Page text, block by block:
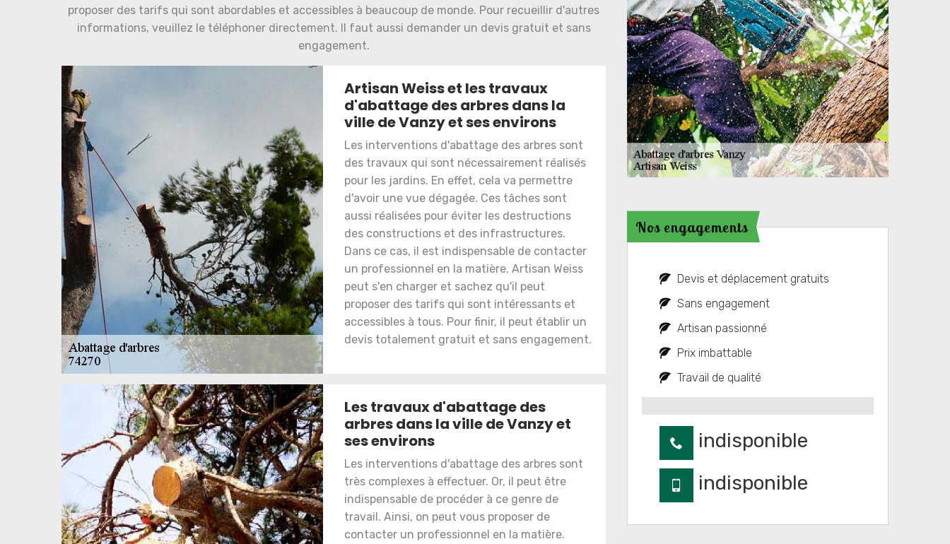
proposer des tarifs qui sont abordables et accessibles à beaucoup de monde. Pour recueillir d'autres
informations, veuillez le téléphoner directement. Il faut aussi demander un devis gratuit et sans
engagement.
Artisan Weiss et les travaux
d'abattage des arbres dans la
ville de Vanzy et ses environs
Les interventions d'abattage des arbres sont
des travaux qui sont nécessairement réalisés
pour les jardins. En effet, cela va permettre
d'avoir une vue dégagée. Ces tâches sont
aussi réalisées pour éviter les destructions
des constructions et des infrastructures.
Dans ce cas, il est indispensable de contacter
un professionnel en la matière. Artisan Weiss
peut s'en charger et sachez qu'il peut
proposer des tarifs qui sont intéressants et
accessibles à tous. Pour finir, il peut établir un
devis totalement gratuit et sans engagement.
Les travaux d'abattage des
arbres dans la ville de Vanzy et
ses environs
Les interventions d'abattage des arbres sont
très complexes à effectuer. Or, il peut être
indispensable de procéder à ce genre de
travail. Ainsi, on peut vous proposer de
contacter un professionnel en la matière.
Nos engagements
Devis et déplacement gratuits
Sans engagement
Artisan passionné
Prix imbattable
Travail de qualité
indisponible
indisponible